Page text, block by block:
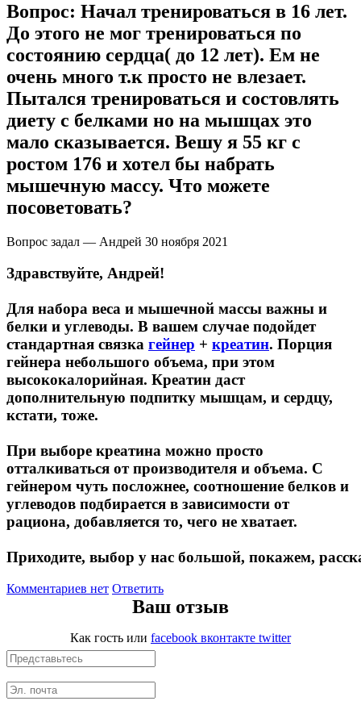
Коэнзим Q10
Лецитин
Пищеварение
Сердце и Сосуды
Щитовидная железа
Омега жиры
Суставы и связки
Протеин
НАЗАД
Сывороточный протеин
Многокомпонентный и яичный протеин
Растительный протеин
Снижение веса
НАЗАД
Жиросжигатели
Карнитин
Вопрос: Начал тренироваться в 16 лет.
До этого не мог тренироваться по
состоянию сердца( до 12 лет). Ем не
очень много т.к просто не влезает.
Пытался тренироваться и состовлять
диету с белками но на мышцах это
мало сказывается. Вешу я 55 кг с
ростом 176 и хотел бы набрать
мышечную массу. Что можете
посоветовать?
Вопрос задал — Андрей 30 ноября 2021
Здравствуйте, Андрей!
Для набора веса и мышечной массы важны и
белки и углеводы. В вашем случае подойдет
стандартная связка гейнер + креатин. Порция
гейнера небольшого объема, при этом
высококалорийная. Креатин даст
дополнительную подпитку мышцам, и сердцу,
кстати, тоже.
При выборе креатина можно просто
отталкиваться от производителя и объема. С
гейнером чуть посложнее, соотношение белков и
углеводов подбирается в зависимости от
рациона, добавляется то, чего не хватает.
Приходите, выбор у нас большой, покажем,
Комментариев нет Ответить
Ваш отзыв
Как гость или facebook вконтакте twitter